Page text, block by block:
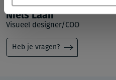
Geschreven door:
Niels Laan
Visueel designer/COO
Heb je vragen?